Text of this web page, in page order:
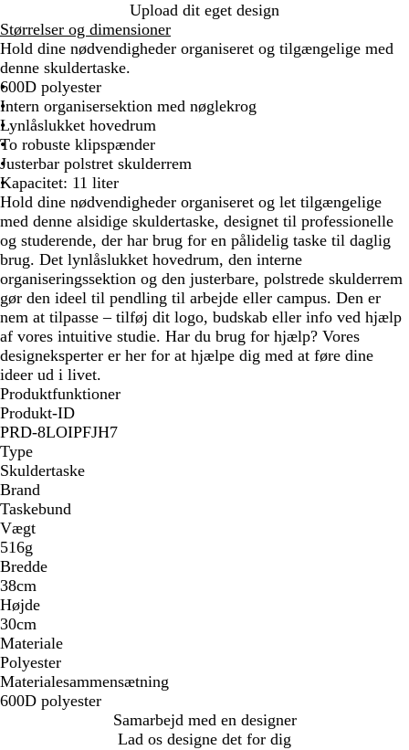
o
r
t
r
a
f
i
t
g
r
å
l
a
s
s
i
s
k
r
ø
d
y
s
k
o
n
g
e
b
l
å
r
a
n
s
k
m
a
r
i
n
e
b
l
å
Upload dit eget design
Størrelser og dimensioner
Hold dine nødvendigheder organiseret og tilgængelige med
denne skuldertaske.
600D polyester
Intern organisersektion med nøglekrog
Lynlåslukket hovedrum
To robuste klipspænder
Justerbar polstret skulderrem
Kapacitet: 11 liter
Hold dine nødvendigheder organiseret og let tilgængelige
med denne alsidige skuldertaske, designet til professionelle
og studerende, der har brug for en pålidelig taske til daglig
brug. Det lynlåslukket hovedrum, den interne
organiseringssektion og den justerbare, polstrede skulderrem
gør den ideel til pendling til arbejde eller campus. Den er
nem at tilpasse – tilføj dit logo, budskab eller info ved hjælp
af vores intuitive studie. Har du brug for hjælp? Vores
designeksperter er her for at hjælpe dig med at føre dine
ideer ud i livet.
Produktfunktioner
Produkt-ID
PRD-8LOIPFJH7
Type
Skuldertaske
Brand
Taskebund
Vægt
516g
Bredde
38cm
Højde
30cm
Materiale
Polyester
Materialesammensætning
600D polyester
Samarbejd med en designer
Lad os designe det for dig